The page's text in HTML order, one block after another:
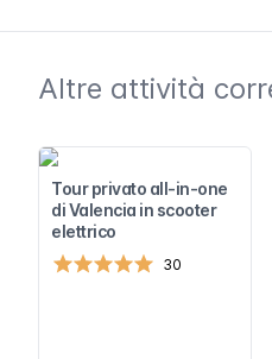
Altre attività
Tour privato all-in-one
di Valencia in scooter
elettrico
30